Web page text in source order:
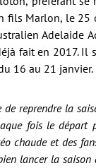
fils Marlon, le
Adelaide
fait en 2017. Il
16 au 21 janvier.
de reprendre la
fois le
chaude et des
lancer la saison